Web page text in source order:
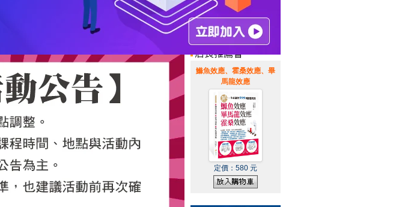
鰷魚效應、霍桑效應、畢
馬龍效應
定價： 580 元